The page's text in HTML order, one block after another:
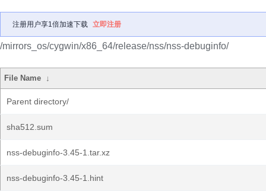
注册用户享1倍加速下载 立即注册
/mirrors_os/cygwin/x86_64/release/nss/nss-debuginfo/
File Name ↓
Parent directory/
sha512.sum
nss-debuginfo-3.45-1.tar.xz
nss-debuginfo-3.45-1.hint